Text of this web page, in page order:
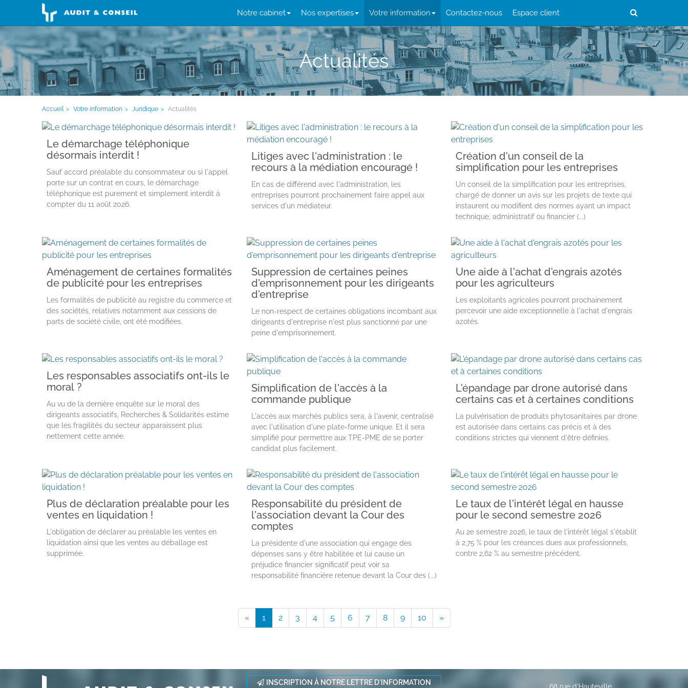
Notre cabinet Nos expertises Votre information Contactez-nous Espace client
Actualités
Accueil Votre information Juridique Actualités
Le démarchage téléphonique
désormais interdit !
Sauf accord préalable du consommateur ou si l'appel
porte sur un contrat en cours, le démarchage
téléphonique est purement et simplement interdit à
compter du 11 août 2026.
Litiges avec l'administration : le
recours à la médiation encouragé !
En cas de différend avec l'administration, les
entreprises pourront prochainement faire appel aux
services d'un médiateur.
Création d'un conseil de la
simplification pour les entreprises
Un conseil de la simplification pour les entreprises,
chargé de donner un avis sur les projets de texte qui
instaurent ou modifient des normes ayant un impact
technique, administratif ou financier (...)
Aménagement de certaines formalités
de publicité pour les entreprises
Les formalités de publicité au registre du commerce et
des sociétés, relatives notamment aux cessions de
parts de société civile, ont été modifiées.
Suppression de certaines peines
d'emprisonnement pour les dirigeants
d'entreprise
Le non-respect de certaines obligations incombant aux
dirigeants d'entreprise n'est plus sanctionné par une
peine d'emprisonnement.
Une aide à l'achat d'engrais azotés
pour les agriculteurs
Les exploitants agricoles pourront prochainement
percevoir une aide exceptionnelle à l'achat d'engrais
azotés.
Les responsables associatifs ont-ils le
moral ?
Au vu de la dernière enquête sur le moral des
dirigeants associatifs, Recherches & Solidarités estime
que les fragilités du secteur apparaissent plus
nettement cette année.
Simplification de l'accès à la
commande publique
L'accès aux marchés publics sera, à l'avenir, centralisé
avec l'utilisation d'une plate-forme unique. Et il sera
simplifié pour permettre aux TPE-PME de se porter
candidat plus facilement.
L'épandage par drone autorisé dans
certains cas et à certaines conditions
La pulvérisation de produits phytosanitaires par drone
est autorisée dans certains cas précis et à des
conditions strictes qui viennent d'être définies.
Plus de déclaration préalable pour les
ventes en liquidation !
L'obligation de déclarer au préalable les ventes en
liquidation ainsi que les ventes au déballage est
supprimée.
Responsabilité du président de
l'association devant la Cour des
comptes
La présidente d'une association qui engage des
dépenses sans y être habilitée et lui cause un
préjudice financier significatif peut voir sa
responsabilité financière retenue devant la Cour des (...)
Le taux de l'intérêt légal en hausse
pour le second semestre 2026
Au 2e semestre 2026, le taux de l'intérêt légal s'établit
à 2,75 % pour les créances dues aux professionnels,
contre 2,62 % au semestre précédent.
« 1 2 3 4 5 6 7 8 9 10 »
INSCRIPTION À NOTRE LETTRE D'INFORMATION